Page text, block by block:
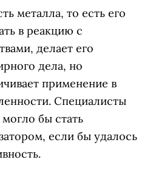
металла, то есть его
в реакцию с
делает его
дела, но
применение в
Специалисты
бы стать
если бы удалось